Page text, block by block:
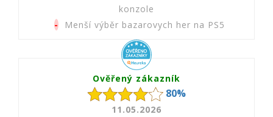
konzole
- Menší výběr bazarovych her na PS5
Ověřený zákazník
80%
11.05.2026